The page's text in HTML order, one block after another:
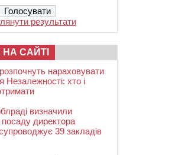
результати
САЙТІ
нараховувати
Незалежності: хто і
визначили
директора
39 закладів